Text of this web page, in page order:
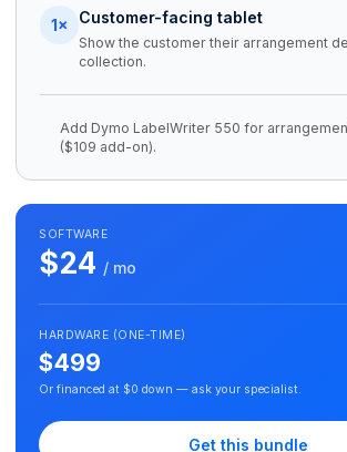
1× Customer-facing tablet
Show the customer their arrangement
collection.
Add Dymo LabelWriter 550 for
($109 add-on).
SOFTWARE
$24 / mo
HARDWARE (ONE-TIME)
$499
Or financed at $0 down — ask your specialist.
Get this bundle